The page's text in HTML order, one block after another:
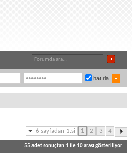
hatırla
6 sayfadan 1.si 1 2 3 4
55 adet sonuçtan 1 ile 10 arası gösteriliyor